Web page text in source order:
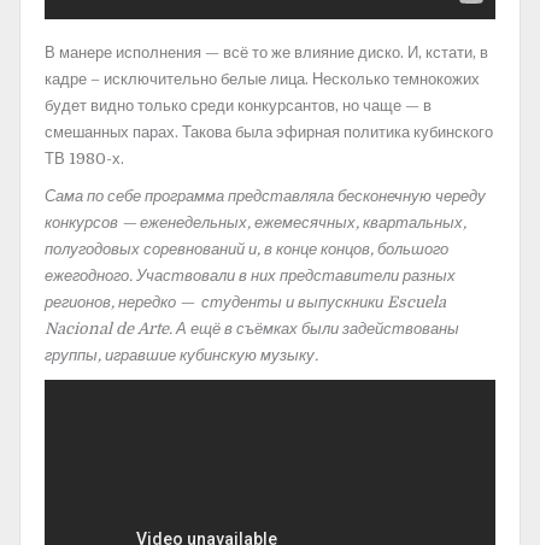
В манере исполнения — всё то же влияние диско. И, кстати, в
кадре – исключительно белые лица. Несколько темнокожих
будет видно только среди конкурсантов, но чаще — в
смешанных парах. Такова была эфирная политика кубинского
ТВ 1980-х.
Сама по себе программа представляла бесконечную череду
конкурсов — еженедельных, ежемесячных, квартальных,
полугодовых соревнований и, в конце концов, большого
ежегодного. Участвовали в них представители разных
регионов, нередко — студенты и выпускники Escuela
Nacional de Arte. А ещё в съёмках были задействованы
группы, игравшие кубинскую музыку.